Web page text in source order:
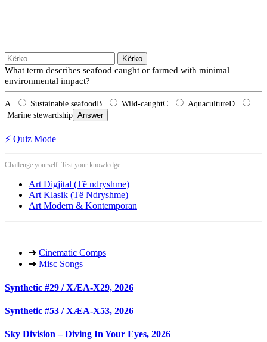
Kërko
për:
What term describes seafood caught or farmed with minimal
environmental impact?
A Sustainable seafoodB Wild-caughtC AquacultureD
Marine stewardship Answer
⚡ Quiz Mode
Challenge yourself. Test your knowledge.
Art Digjital (Të ndryshme)
Art Klasik (Të Ndryshme)
Art Modern & Kontemporan
➔ Cinematic Comps
➔ Misc Songs
Synthetic #29 / XÆA-X29, 2026
Synthetic #53 / XÆA-X53, 2026
Sky Division – Diving In Your Eyes, 2026